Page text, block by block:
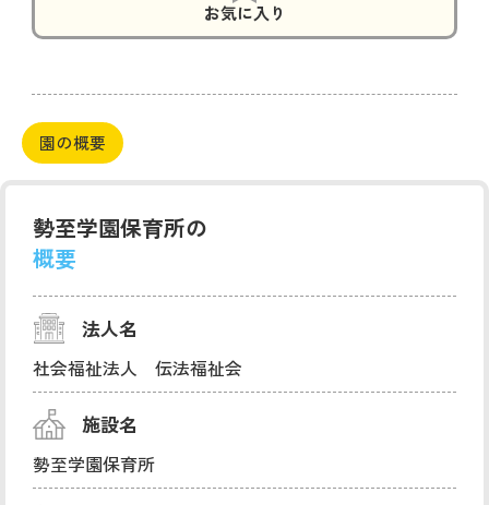
お気に入り
園の概要
勢至学園保育所の
概要
法人名
社会福祉法人 伝法福祉会
施設名
勢至学園保育所